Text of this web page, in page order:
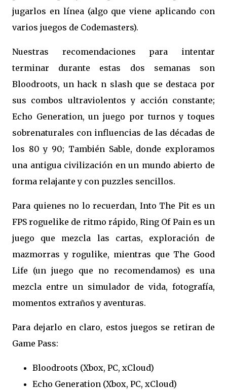
jugarlos en línea (algo que viene aplicando con
varios juegos de Codemasters).
Nuestras recomendaciones para intentar
terminar durante estas dos semanas son
Bloodroots, un hack n slash que se destaca por
sus combos ultraviolentos y acción constante;
Echo Generation, un juego por turnos y toques
sobrenaturales con influencias de las décadas de
los 80 y 90; También Sable, donde exploramos
una antigua civilización en un mundo abierto de
forma relajante y con puzzles sencillos.
Para quienes no lo recuerdan, Into The Pit es un
FPS roguelike de ritmo rápido, Ring Of Pain es un
juego que mezcla las cartas, exploración de
mazmorras y rogulike, mientras que The Good
Life (un juego que no recomendamos) es una
mezcla entre un simulador de vida, fotografía,
momentos extraños y aventuras.
Para dejarlo en claro, estos juegos se retiran de
Game Pass:
Bloodroots (Xbox, PC, xCloud)
Echo Generation (Xbox, PC, xCloud)